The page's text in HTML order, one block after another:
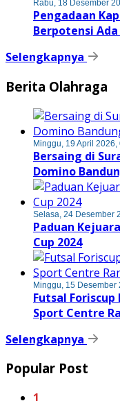
Rabu, 18 Desember
Pengadaan
Berpotensi
Selengkapnya
Berita Olahraga
Minggu, 19 April 2026,
Bersaing di
Domino
Selasa, 24 Desember
Paduan
Cup 2024
Minggu, 15 Desember
Futsal
Sport Centre
Selengkapnya
Popular Post
1